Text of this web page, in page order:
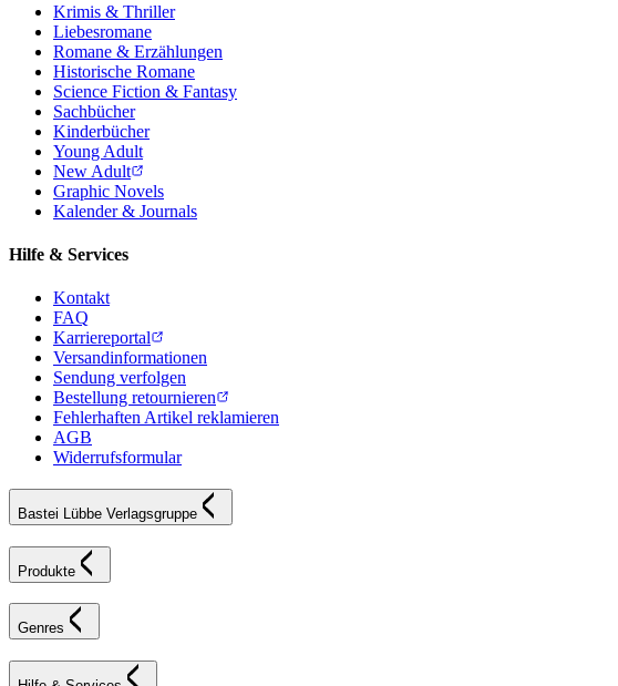
Krimis & Thriller
Liebesromane
Romane & Erzählungen
Historische Romane
Science Fiction & Fantasy
Sachbücher
Kinderbücher
Young Adult
New Adult
Graphic Novels
Kalender & Journals
Hilfe & Services
Kontakt
FAQ
Karriereportal
Versandinformationen
Sendung verfolgen
Bestellung retournieren
Fehlerhaften Artikel reklamieren
AGB
Widerrufsformular
Bastei Lübbe Verlagsgruppe
Produkte
Genres